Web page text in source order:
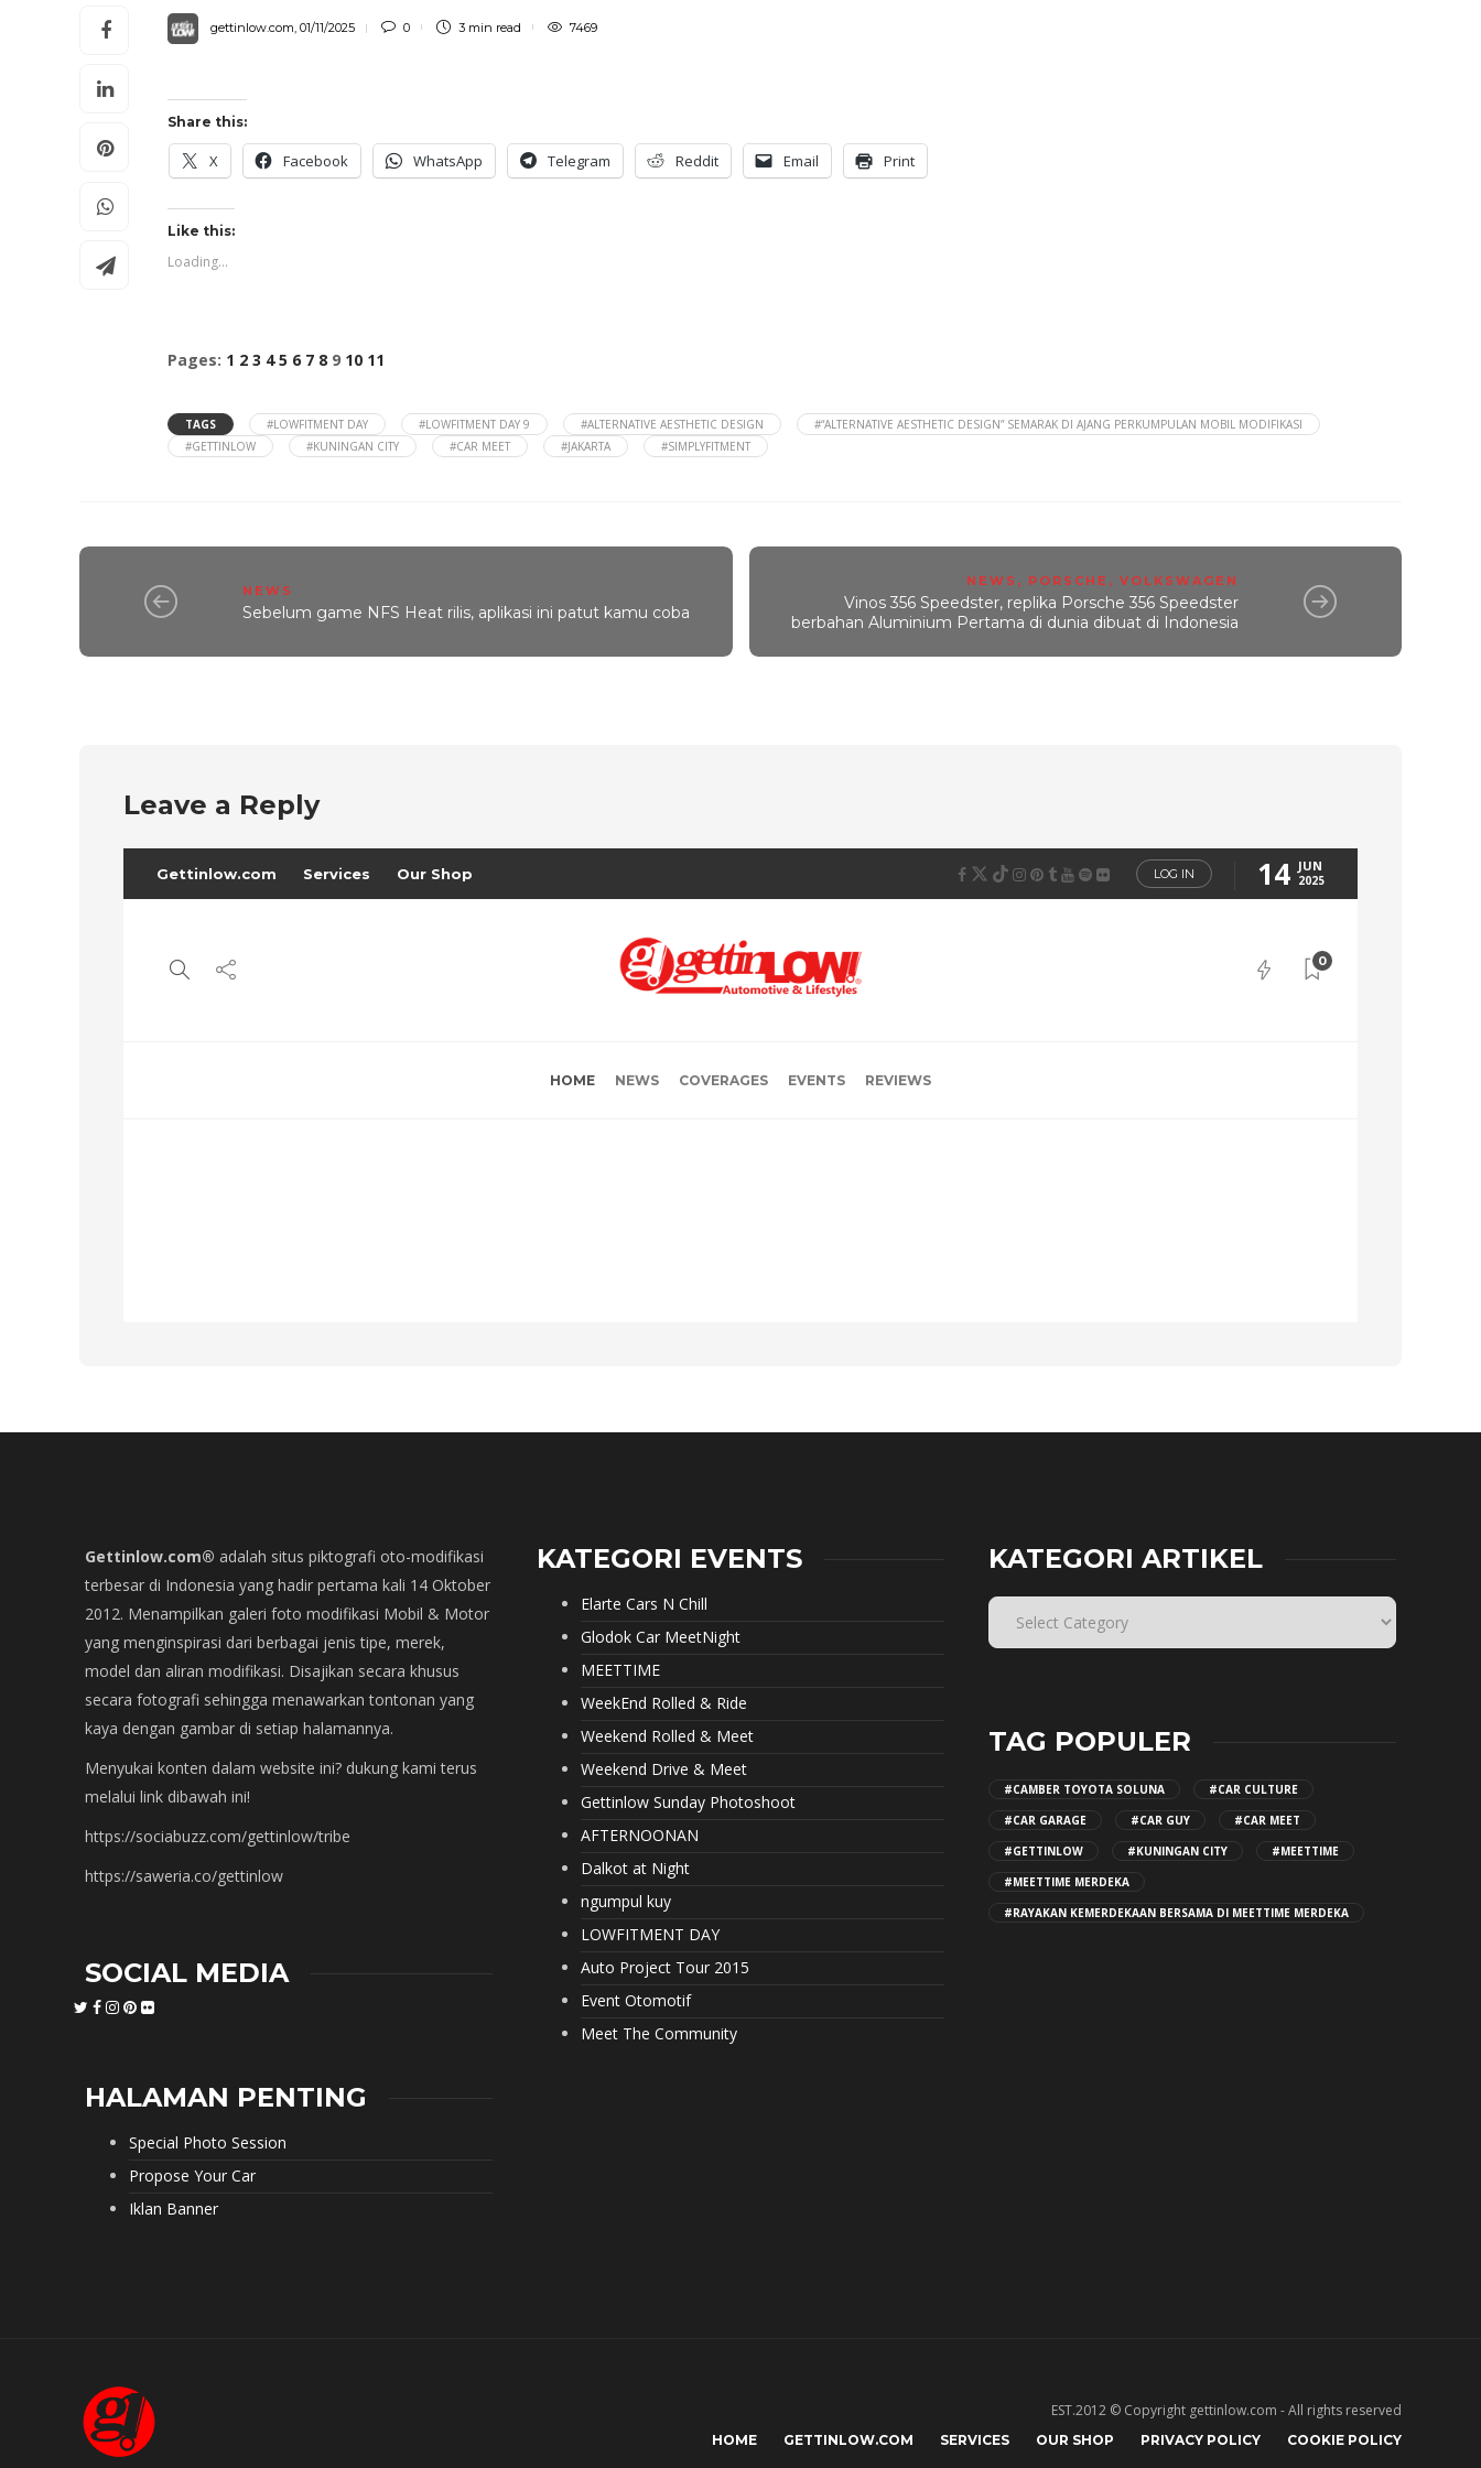
gettinlow.com, 01/11/2025 0 3 min read 7469
Share this:
X Facebook WhatsApp Telegram Reddit Email Print
Like this:
Loading...
Pages: 1 2 3 4 5 6 7 8 9 10 11
TAGS #LOWFITMENT DAY #LOWFITMENT DAY 9 #ALTERNATIVE AESTHETIC DESIGN
#“ALTERNATIVE AESTHETIC DESIGN” SEMARAK DI AJANG PERKUMPULAN MOBIL MODIFIKASI
#GETTINLOW
#KUNINGAN CITY #CAR MEET #JAKARTA #SIMPLYFITMENT
NEWS
Sebelum game NFS Heat rilis, aplikasi ini patut kamu coba
NEWS , PORSCHE , VOLKSWAGEN
Vinos 356 Speedster, replika Porsche 356 Speedster
berbahan Aluminium Pertama di dunia dibuat di Indonesia
Leave a Reply
Gettinlow.com® adalah situs piktografi oto-modifikasi
terbesar di Indonesia yang hadir pertama kali 14 Oktober
2012. Menampilkan galeri foto modifikasi Mobil & Motor
yang menginspirasi dari berbagai jenis tipe, merek,
model dan aliran modifikasi. Disajikan secara khusus
secara fotografi sehingga menawarkan tontonan yang
kaya dengan gambar di setiap halamannya.
Menyukai konten dalam website ini? dukung kami terus
melalui link dibawah ini!
https://sociabuzz.com/gettinlow/tribe
https://saweria.co/gettinlow
SOCIAL MEDIA
HALAMAN PENTING
Special Photo Session
Propose Your Car
Iklan Banner
KATEGORI EVENTS
Elarte Cars N Chill
Glodok Car MeetNight
MEETTIME
WeekEnd Rolled & Ride
Weekend Rolled & Meet
Weekend Drive & Meet
Gettinlow Sunday Photoshoot
AFTERNOONAN
Dalkot at Night
ngumpul kuy
LOWFITMENT DAY
Auto Project Tour 2015
Event Otomotif
Meet The Community
KATEGORI ARTIKEL
TAG POPULER
#CAMBER TOYOTA SOLUNA
#CAR CULTURE
#CAR GARAGE
#CAR GUY
#CAR MEET
#GETTINLOW
#KUNINGAN CITY
#MEETTIME
#MEETTIME MERDEKA
#RAYAKAN KEMERDEKAAN BERSAMA DI MEETTIME MERDEKA
EST.2012 © Copyright gettinlow.com - All rights reserved
HOME GETTINLOW.COM SERVICES OUR SHOP PRIVACY POLICY COOKIE POLICY